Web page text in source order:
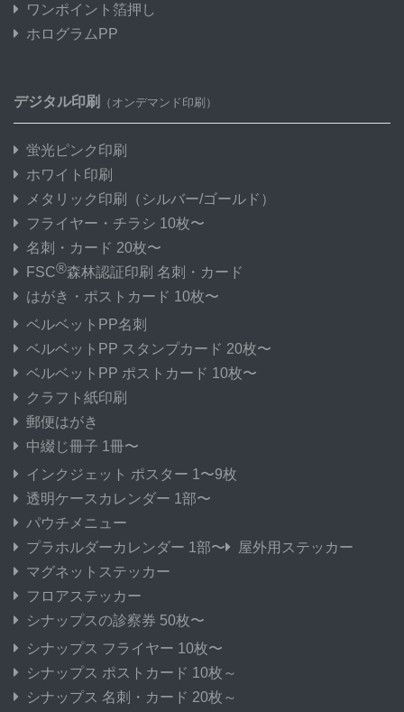
ワンポイント箔押し
ホログラムPP
デジタル印刷 （オンデマンド印刷）
蛍光ピンク印刷
ホワイト印刷
メタリック印刷
（シルバー/ゴールド）
フライヤー・チラシ 10枚〜
名刺・カード 20枚〜
FSC®森林認証印刷 名刺・カード
はがき・ポストカード 10枚〜
ベルベットPP名刺
ベルベットPP スタンプカード 20枚〜
ベルベットPP ポストカード 10枚〜
クラフト紙印刷
郵便はがき
中綴じ冊子 1冊〜
インクジェット ポスター 1〜9枚
透明ケースカレンダー 1部〜
パウチメニュー
プラホルダーカレンダー 1部〜
屋外用ステッカー
マグネットステッカー
フロアステッカー
シナップスの診察券 50枚〜
シナップス フライヤー 10枚〜
シナップス ポストカード 10枚～
シナップス 名刺・カード 20枚～